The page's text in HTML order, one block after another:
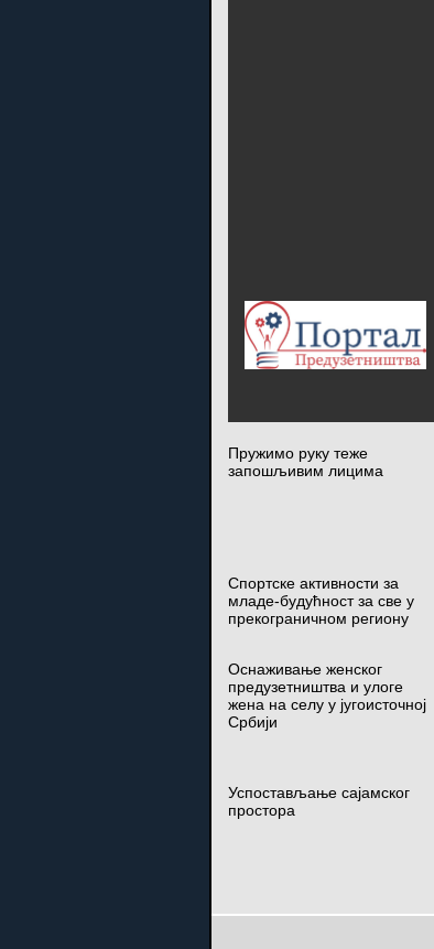
Пружимо руку теже
запошљивим лицима
Спортске активности за
младе-будућност за све у
прекограничном региону
Оснаживање женског
предузетништва и улоге
жена на селу у југоисточној
Србији
Успостављање сајамског
простора